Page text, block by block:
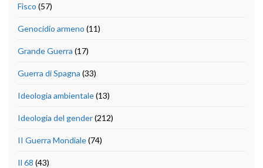
Fisco (57)
Genocidio armeno (11)
Grande Guerra (17)
Guerra di Spagna (33)
Ideologia ambientale(13)
Ideologia del gender(212)
II Guerra Mondiale(74)
Il 68 (43)